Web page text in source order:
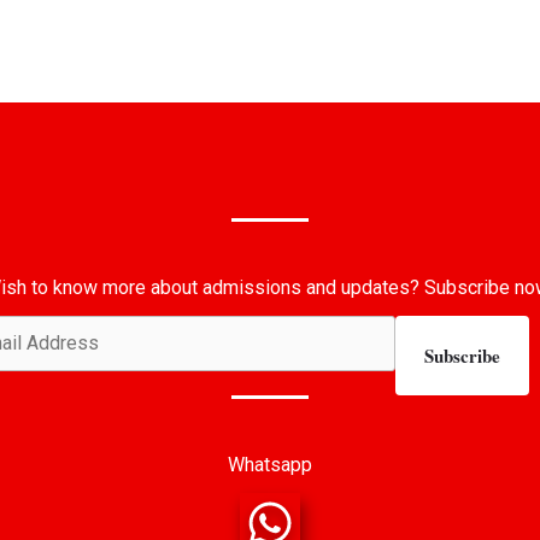
to know more about admissions and updates? Subscribe
Subscribe
Whatsapp